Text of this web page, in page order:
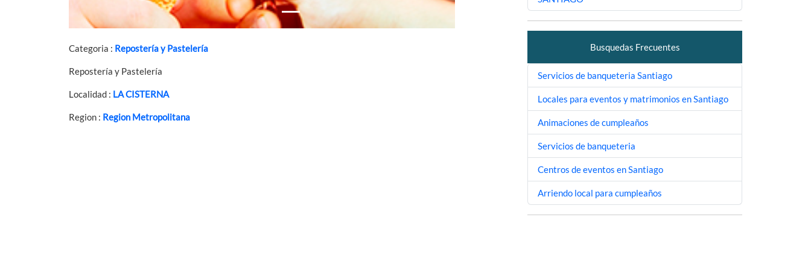
Categoria : Repostería y Pastelería
Repostería y Pastelería
Localidad : LA CISTERNA
Region : Region Metropolitana
Busquedas Frecuentes
Servicios de banqueteria Santiago
Locales para eventos y matrimonios en Santiago
Animaciones de cumpleaños
Servicios de banqueteria
Centros de eventos en Santiago
Arriendo local para cumpleaños